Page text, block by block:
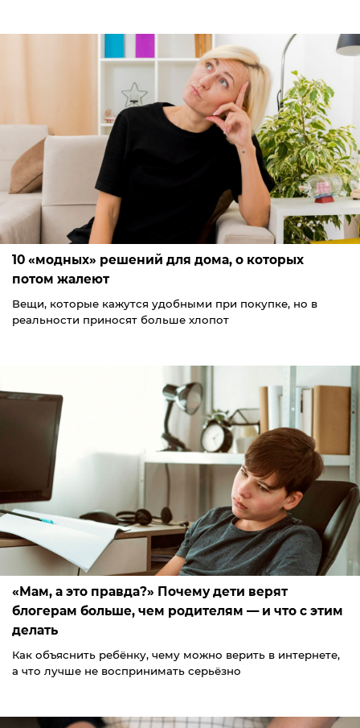
10 «модных» решений для дома, о которых
потом жалеют
Вещи, которые кажутся удобными при покупке, но в
реальности приносят больше хлопот
«Мам, а это правда?» Почему дети верят
блогерам больше, чем родителям — и что с этим
делать
Как объяснить ребёнку, чему можно верить в интернете,
а что лучше не воспринимать серьёзно